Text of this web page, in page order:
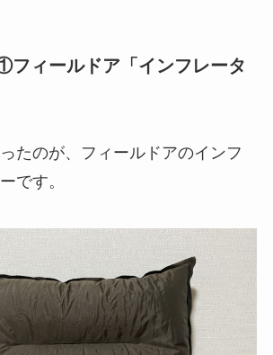
フィールドア「インフレータ
たのが、フィールドアのインフ
です。